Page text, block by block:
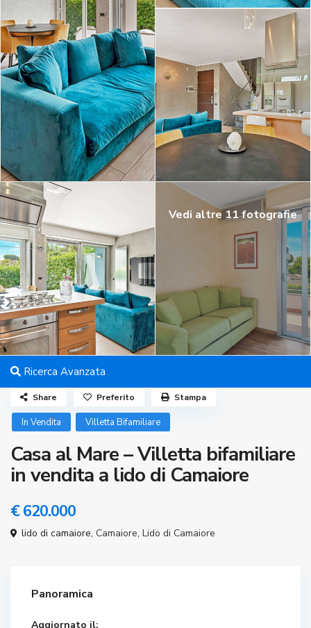
Vedi altre 11 fotografie
Ricerca Avanzata
In Vendita Villetta Bifamiliare
Casa al Mare – Villetta bifamiliare
in vendita a lido di Camaiore
€ 620.000
lido di camaiore, Camaiore,Lido di Camaiore
Share Preferito Stampa
Panoramica
Aggiornato il: